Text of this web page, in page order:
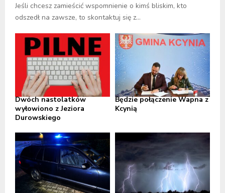
Jeśli chcesz zamieścić wspomnienie o kimś bliskim, kto
odszedł na zawsze, to skontaktuj się z...
Dwóch nastolatków
wyłowiono z Jeziora
Durowskiego
Będzie połączenie Wapna z
Kcynią